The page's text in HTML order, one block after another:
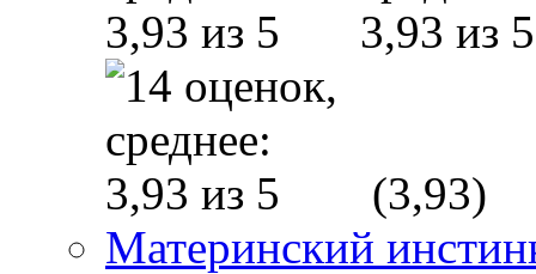
(3,93)
Материнский